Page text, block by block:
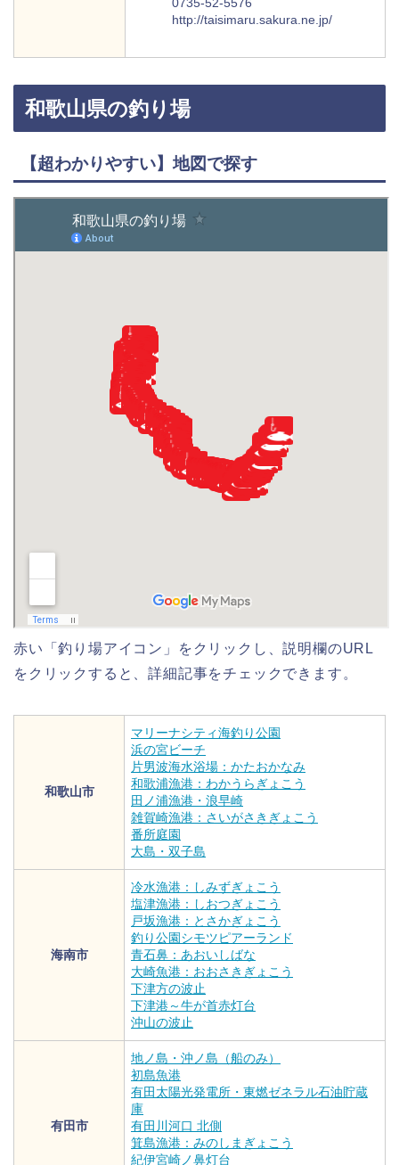
http://taisimaru.sakura.ne.jp/
和歌山県の釣り場
【超わかりやすい】地図で探す
赤い「釣り場アイコン」をクリックし、説明欄のURL
をクリックすると、詳細記事をチェックできます。
和歌山市
マリーナシティ海釣り公園
浜の宮ビーチ
片男波海水浴場：かたおかなみ
和歌浦漁港：わかうらぎょこう
田ノ浦漁港・浪早崎
雑賀崎漁港：さいがさきぎょこう
番所庭園
大島・双子島
海南市
冷水漁港：しみずぎょこう
塩津漁港：しおつぎょこう
戸坂漁港：とさかぎょこう
釣り公園シモツピアーランド
青石鼻：あおいしばな
大崎魚港：おおさきぎょこう
下津方の波止
下津港～牛が首赤灯台
沖山の波止
有田市
地ノ島・沖ノ島（船のみ）
初島魚港
有田太陽光発電所・東燃ゼネラル石油貯蔵
庫
有田川河口 北側
箕島漁港：みのしまぎょこう
紀伊宮崎ノ鼻灯台